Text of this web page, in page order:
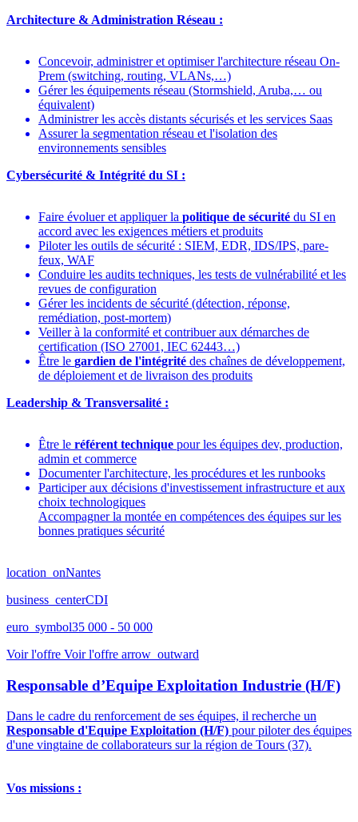
Architecture & Administration Réseau :
Concevoir, administrer et optimiser l'architecture réseau On-
Prem (switching, routing, VLANs,…)
Gérer les équipements réseau (Stormshield, Aruba,… ou
équivalent)
Administrer les accès distants sécurisés et les services Saas
Assurer la segmentation réseau et l'isolation des
environnements sensibles
Cybersécurité & Intégrité du SI :
Faire évoluer et appliquer la politique de sécurité du SI en
accord avec les exigences métiers et produits
Piloter les outils de sécurité : SIEM, EDR, IDS/IPS, pare-
feux, WAF
Conduire les audits techniques, les tests de vulnérabilité et les
revues de configuration
Gérer les incidents de sécurité (détection, réponse,
remédiation, post-mortem)
Veiller à la conformité et contribuer aux démarches de
certification (ISO 27001, IEC 62443…)
Être le gardien de l'intégrité des chaînes de développement,
de déploiement et de livraison des produits
Leadership & Transversalité :
Être le référent technique pour les équipes dev, production,
admin et commerce
Documenter l'architecture, les procédures et les runbooks
Participer aux décisions d'investissement infrastructure et aux
choix technologiques
Accompagner la montée en compétences des équipes sur les
bonnes pratiques sécurité
location_onNantes
business_centerCDI
euro_symbol35 000 - 50 000
Voir l'offre Voir l'offre arrow_outward
Responsable d’Equipe Exploitation Industrie (H/F)
Dans le cadre du renforcement de ses équipes, il recherche un
Responsable d'Equipe Exploitation (H/F) pour piloter des équipes
d'une vingtaine de collaborateurs sur la région de Tours (37).
Vos missions :